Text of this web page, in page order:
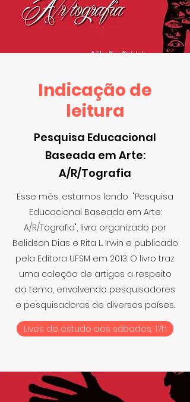
Indicação de
leitura
Pesquisa Educacional
Baseada em Arte:
A/R/Tografia
Esse mês, estamos lendo "Pesquisa
Educacional Baseada em Arte:
A/R/Tografia", livro organizado por
Belidson Dias e Rita L. Irwin e publicado
pela Editora UFSM em 2013. O livro traz
uma coleção de artigos a respeito
do tema, envolvendo pesquisadores
e pesquisadoras de diversos países.
Lives de estudo aos sábados, 17h